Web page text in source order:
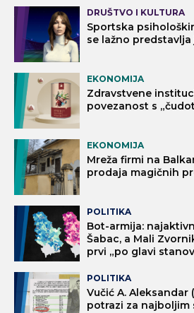
DRUŠTVO I KULTURA
Sportska
se lažno
EKONOMIJA
Zdravstvene
povezanost s
EKONOMIJA
Mreža firmi na
prodaja magičnih
POLITIKA
Bot-armija:
Šabac, a Mali
prvi „po glavi
POLITIKA
Vučić A.
potrazi za najboljim